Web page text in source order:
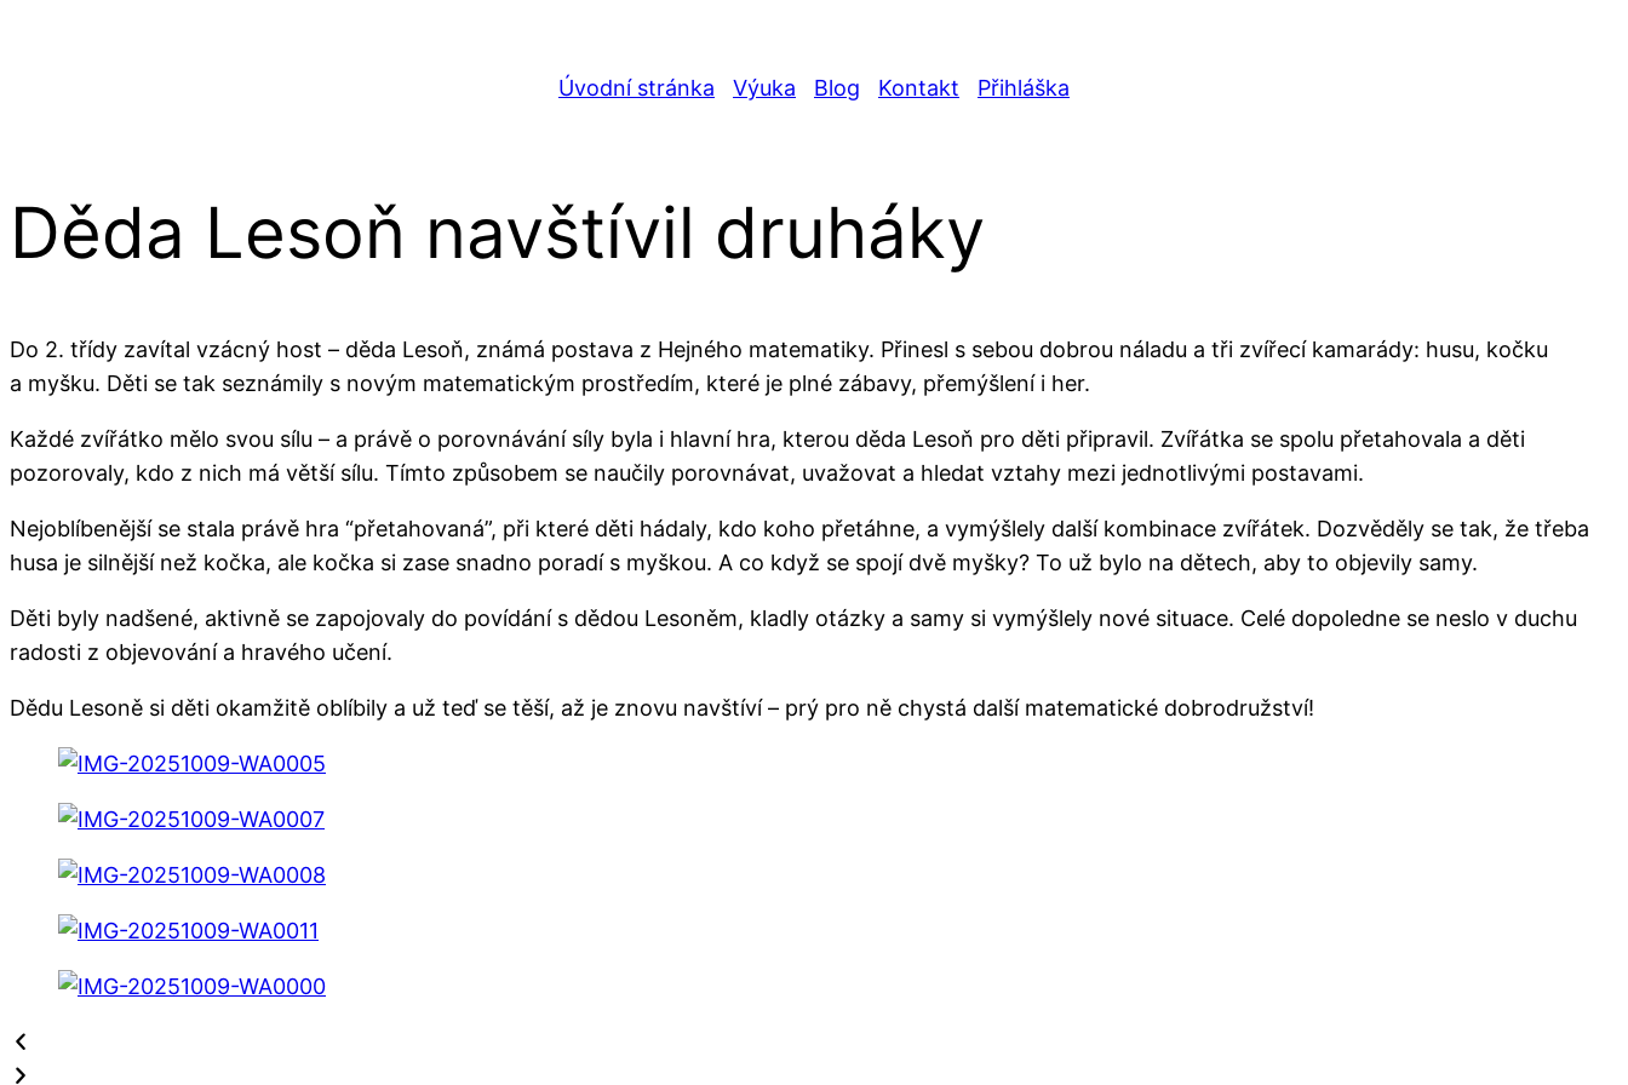
Úvodní stránka Výuka Blog Kontakt Přihláška
Děda Lesoň navštívil druháky
Do 2. třídy zavítal vzácný host – děda Lesoň, známá postava z Hejného matematiky. Přinesl s sebou dobrou náladu a tři zvířecí kamarády: husu, kočku
a myšku. Děti se tak seznámily s novým matematickým prostředím, které je plné zábavy, přemýšlení i her.
Každé zvířátko mělo svou sílu – a právě o porovnávání síly byla i hlavní hra, kterou děda Lesoň pro děti připravil. Zvířátka se spolu přetahovala a děti
pozorovaly, kdo z nich má větší sílu. Tímto způsobem se naučily porovnávat, uvažovat a hledat vztahy mezi jednotlivými postavami.
Nejoblíbenější se stala právě hra “přetahovaná”, při které děti hádaly, kdo koho přetáhne, a vymýšlely další kombinace zvířátek. Dozvěděly se tak, že třeba
husa je silnější než kočka, ale kočka si zase snadno poradí s myškou. A co když se spojí dvě myšky? To už bylo na dětech, aby to objevily samy.
Děti byly nadšené, aktivně se zapojovaly do povídání s dědou Lesoněm, kladly otázky a samy si vymýšlely nové situace. Celé dopoledne se neslo v duchu
radosti z objevování a hravého učení.
Dědu Lesoně si děti okamžitě oblíbily a už teď se těší, až je znovu navštíví – prý pro ně chystá další matematické dobrodružství!